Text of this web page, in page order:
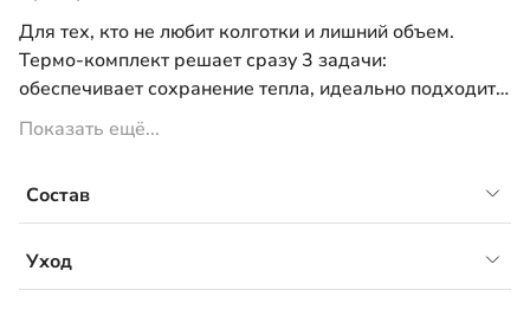
Для тех, кто не любит колготки и лишний объем.
Термо-комплект решает сразу 3 задачи:
обеспечивает сохранение тепла, идеально подходит в
качестве самостоятельного элемента нательной
одежды, гарантирует комфортное прилегание к телу.
увлекательное занятие.
- цвет: акула
- лонгслив с печатью логотипа на груди
- круглый вырез горловины
Показать ещё...
Состав
Сайкл флис 280г, 91% ПЭ 9% спандекс
Уход